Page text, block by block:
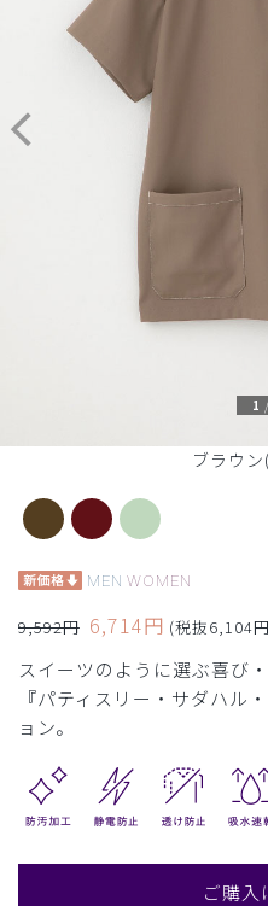
ブラウ
1 /
MEN WOMEN
9,592円 6,714円 (税抜6,104
スイーツのように選ぶ喜び
『パティスリー・サダハル
ョン。
ご購入